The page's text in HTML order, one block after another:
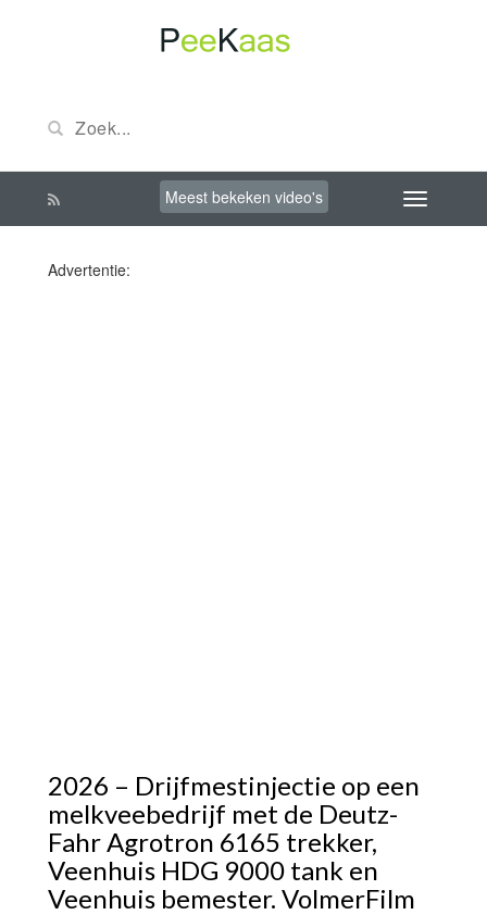
Meest bekeken video's
Advertentie:
2026 – Drijfmestinjectie op een
melkveebedrijf met de Deutz-
Fahr Agrotron 6165 trekker,
Veenhuis HDG 9000 tank en
Veenhuis bemester. VolmerFilm